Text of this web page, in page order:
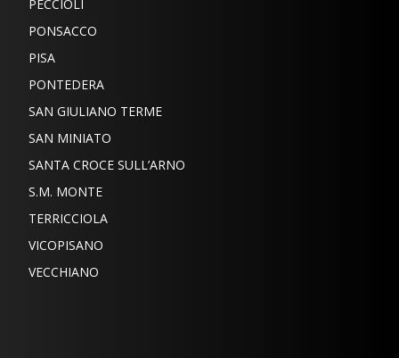
PECCIOLI
PONSACCO
PISA
PONTEDERA
SAN GIULIANO TERME
SAN MINIATO
SANTA CROCE SULL’ARNO
S.M. MONTE
TERRICCIOLA
VICOPISANO
VECCHIANO